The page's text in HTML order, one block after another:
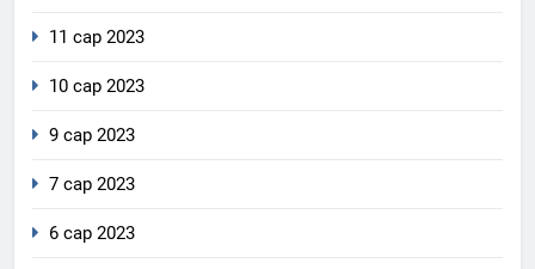
11 сар 2023
10 сар 2023
9 сар 2023
7 сар 2023
6 сар 2023